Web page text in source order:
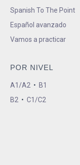
Spanish To The Point
Español avanzado
Vamos a practicar
POR NIVEL
A1/A2 • B1
B2 • C1/C2